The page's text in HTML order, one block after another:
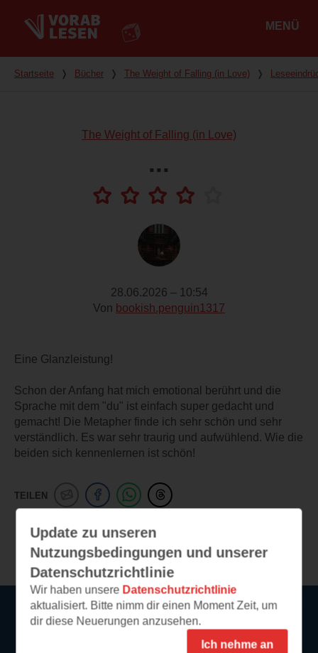
MENÜ
Du bist hier
Startseite ❭ Bücher ❭ The Weight of Falling (in Love) ❭
The Weight of Falling (in Love)
...
28.06.2026 – 10:54
Von bookish.penguin1317
Eine Glanzleistung!
Schon der Anfang hat mich emotional berührt und die
Sprache mit dem "du" ist einfach super gedacht und
gemacht! Die Metapher finde ich sehr schön und sehr
verständlich. Es war sehr traurig und aufwühlend. Wie die
beiden sich kennenlernen ist schön!
TEILEN
Weitere Leseeindrücke
Update zu unseren
Nutzungsbedingungen und unserer
Datenschutzrichtlinie
Wir haben unsere Datenschutzrichtlinie
aktualisiert. Bitte nimm dir einen Moment Zeit, um
dir diese Neuerungen anzusehen.
Ich nehme an